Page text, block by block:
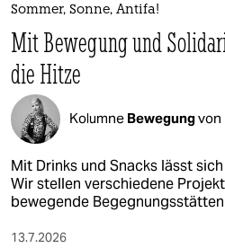
Sommer, Sonne, Antifa!
Mit Bewegung und
die Hitze
Kolumne Bewegungvon
Mit Drinks und Snacks lässt
Wir stellen verschiedene
bewegende
13.7.2026